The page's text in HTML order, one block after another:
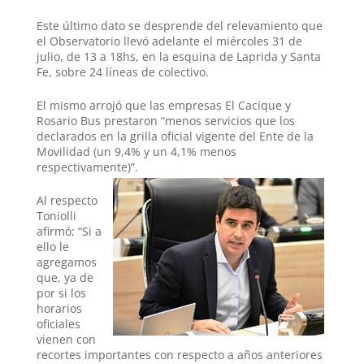
Este último dato se desprende del relevamiento que
el Observatorio llevó adelante el miércoles 31 de
julio, de 13 a 18hs, en la esquina de Laprida y Santa
Fe, sobre 24 líneas de colectivo.
El mismo arrojó que las empresas El Cacique y
Rosario Bus prestaron “menos servicios que los
declarados en la grilla oficial vigente del Ente de la
Movilidad (un 9,4% y un 4,1% menos
respectivamente)”.
Al respecto
Toniolli
afirmó; “Si a
ello le
agregamos
que, ya de
por si los
horarios
oficiales
vienen con
recortes importantes con respecto a años anteriores